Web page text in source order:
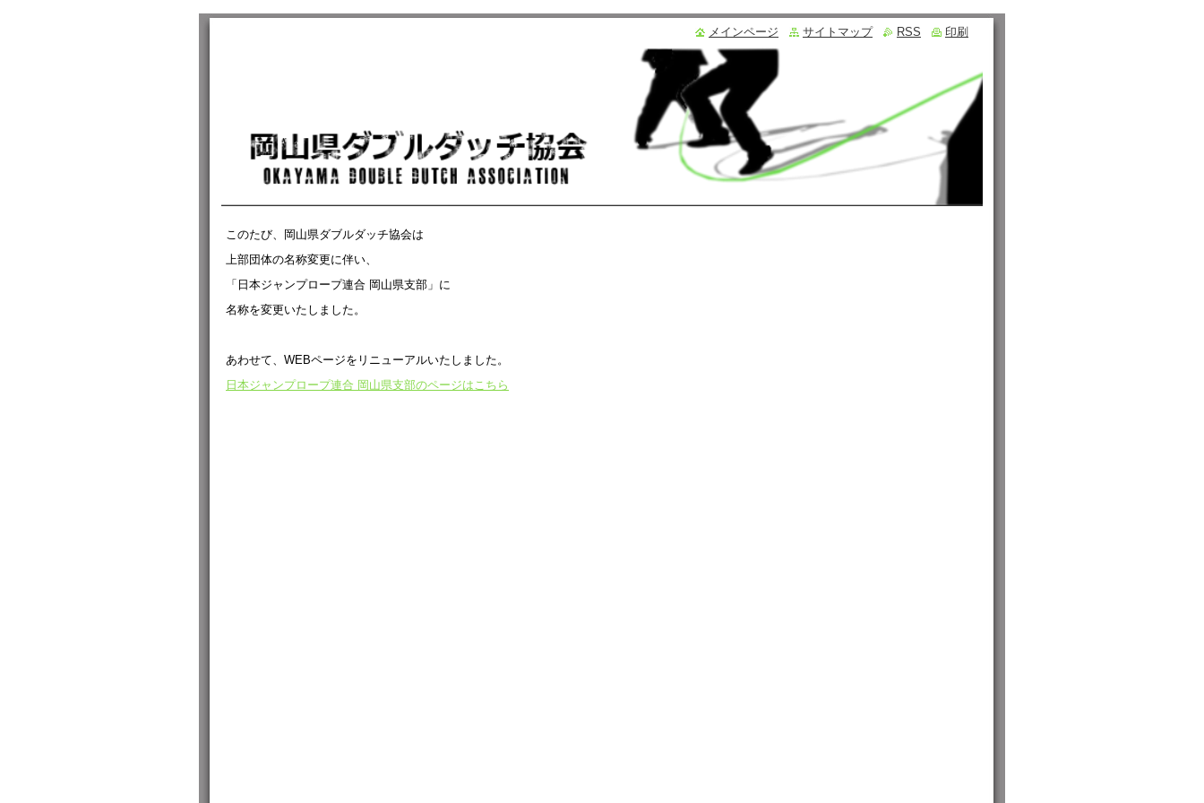
このたび、岡山県ダブルダッチ協会は
上部団体の名称変更に伴い、
「日本ジャンプロープ連合 岡山県支部」に
名称を変更いたしました。
あわせて、WEBページをリニューアルいたしました。
日本ジャンプロープ連合 岡山県支部のページはこちら
メインページ サイトマップ RSS 印刷